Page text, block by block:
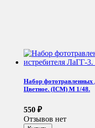
Набор фототравленных
Цветное. (ICM) М 1/48.
550 ₽
Отзывов нет